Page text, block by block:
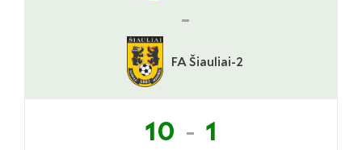
-
FA Šiauliai-2
10 - 1